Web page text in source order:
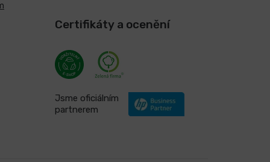
Certifikáty a ocenění
Jsme oficiálním
partnerem